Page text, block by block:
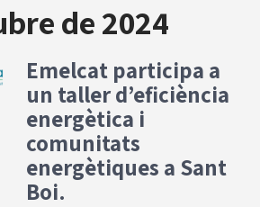
de 2024
Emelcat participa a
un taller d’eficiència
energètica i
comunitats
energètiques a Sant
Boi.